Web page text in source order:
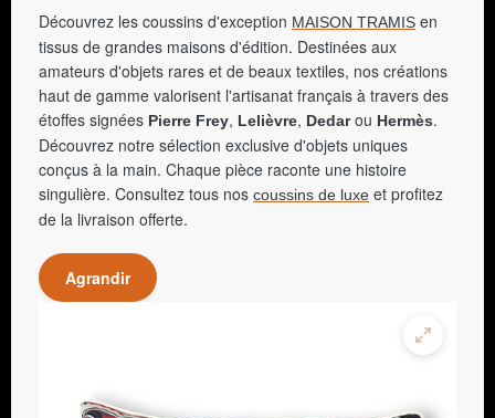
Découvrez les coussins d'exception MAISON TRAMIS en
tissus de grandes maisons d'édition. Destinées aux
amateurs d'objets rares et de beaux textiles, nos créations
haut de gamme valorisent l'artisanat français à travers des
étoffes signées Pierre Frey, Lelièvre, Dedarou Hermès.
Découvrez notre sélection exclusive d'objets uniques
conçus à la main. Chaque pièce raconte une histoire
singulière. Consultez tous nos coussins de luxe et profitez
de la livraison offerte.
Agrandir